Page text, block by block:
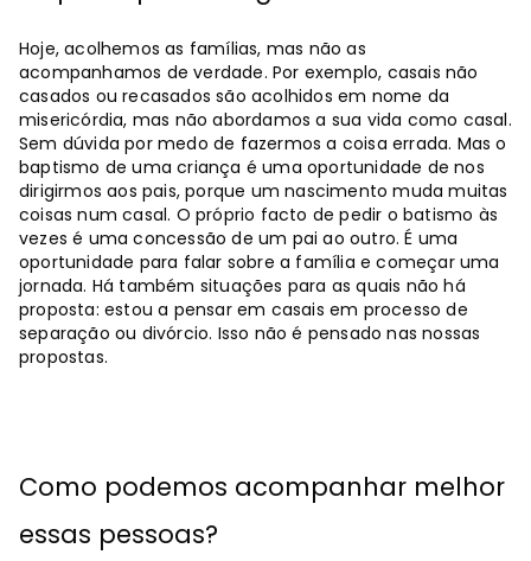
Hoje, acolhemos as famílias, mas não as
acompanhamos de verdade. Por exemplo, casais não
casados ​​ou recasados ​​são acolhidos em nome da
misericórdia, mas não abordamos a sua vida como casal.
Sem dúvida por medo de fazermos a coisa errada. Mas o
baptismo de uma criança é uma oportunidade de nos
dirigirmos aos pais, porque um nascimento muda muitas
coisas num casal. O próprio facto de pedir o batismo às
vezes é uma concessão de um pai ao outro. É uma
oportunidade para falar sobre a família e começar uma
jornada. Há também situações para as quais não há
proposta: estou a pensar em casais em processo de
separação ou divórcio. Isso não é pensado nas nossas
propostas.
Como podemos acompanhar melhor
essas pessoas?